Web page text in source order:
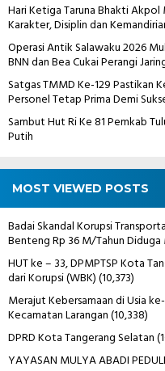
Hari Ketiga Taruna Bhakti
Karakter, Disiplin dan
Operasi Antik Salawaku 2026
BNN dan Bea Cukai Perangi
Satgas TMMD Ke-129 Pastikan
Personel Tetap Prima Demi
Sambut Hut Ri Ke 81 Pemkab
Putih
MOST VIEWED POSTS
Badai Skandal Korupsi
Benteng Rp 36 M/Tahun
HUT ke – 33, DPMPTSP Kota
dari Korupsi (WBK)(10,373)
Merajut Kebersamaan di Usia
Kecamatan Larangan(10,338)
DPRD Kota Tangerang Selatan
YAYASAN MULYA ABADI PEDULI